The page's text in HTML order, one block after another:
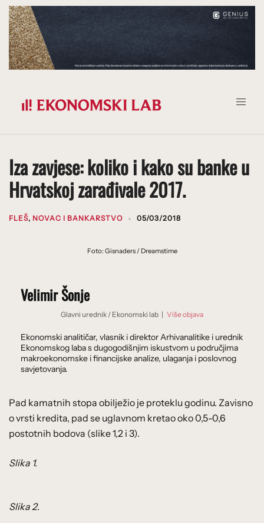
Prijeđi
na
sadržaj
Iza zavjese: koliko i kako su banke u
Hrvatskoj zarađivale 2017.
FLEŠ, NOVAC I BANKARSTVO 05/03/2018
Foto: Gisnaders / Dreamstime
Velimir Šonje
Glavni urednik / Ekonomski lab | Više objava
Ekonomski analitičar, vlasnik i direktor Arhivanalitike i urednik
Ekonomskog laba s dugogodišnjim iskustvom u područjima
makroekonomske i financijske analize, ulaganja i poslovnog
savjetovanja.
Pad kamatnih stopa obilježio je proteklu godinu. Zavisno
o vrsti kredita, pad se uglavnom kretao oko 0,5-0,6
postotnih bodova (slike 1,2 i 3).
Slika 1.
Slika 2.